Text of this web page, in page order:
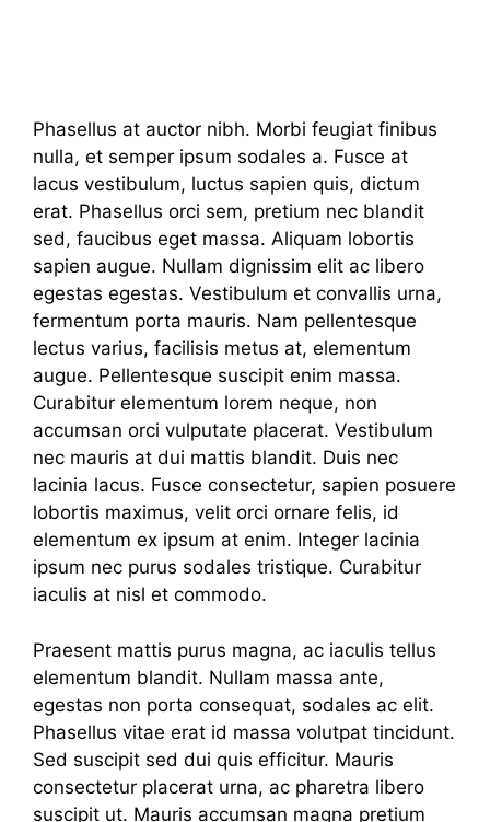
Phasellus at auctor nibh. Morbi feugiat finibus
nulla, et semper ipsum sodales a. Fusce at
lacus vestibulum, luctus sapien quis, dictum
erat. Phasellus orci sem, pretium nec blandit
sed, faucibus eget massa. Aliquam lobortis
sapien augue. Nullam dignissim elit ac libero
egestas egestas. Vestibulum et convallis urna,
fermentum porta mauris. Nam pellentesque
lectus varius, facilisis metus at, elementum
augue. Pellentesque suscipit enim massa.
Curabitur elementum lorem neque, non
accumsan orci vulputate placerat. Vestibulum
nec mauris at dui mattis blandit. Duis nec
lacinia lacus. Fusce consectetur, sapien posuere
lobortis maximus, velit orci ornare felis, id
elementum ex ipsum at enim. Integer lacinia
ipsum nec purus sodales tristique. Curabitur
iaculis at nisl et commodo.
Praesent mattis purus magna, ac iaculis tellus
elementum blandit. Nullam massa ante,
egestas non porta consequat, sodales ac elit.
Phasellus vitae erat id massa volutpat tincidunt.
Sed suscipit sed dui quis efficitur. Mauris
consectetur placerat urna, ac pharetra libero
suscipit ut. Mauris accumsan magna pretium